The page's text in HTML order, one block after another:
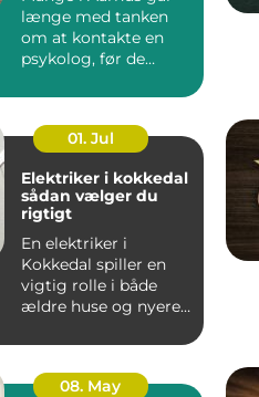
længe med tanken
om at kontakte en
psykolog, før de
01. Jul
Elektriker i kokkedal
sådan vælger du
rigtigt
En elektriker i
Kokkedal spiller en
vigtig rolle i både
ældre huse og nyere
Elinstallatione...
08. May